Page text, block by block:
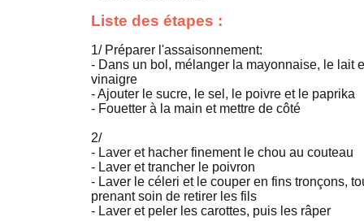
Liste des étapes :
1/ Préparer l'assaisonnement:
- Dans un bol, mélanger la mayonnaise, le lait
vinaigre
- Ajouter le sucre, le sel, le poivre et le paprika
- Fouetter à la main et mettre de côté
2/
- Laver et hacher finement le chou au couteau
- Laver et trancher le poivron
- Laver le céleri et le couper en fins tronçons,
prenant soin de retirer les fils
- Laver et peler les carottes, puis les râper